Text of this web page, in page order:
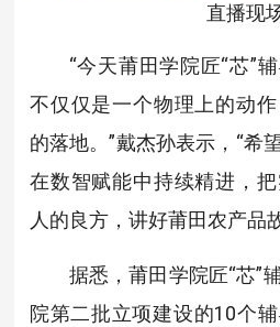
直播现
“今天莆田学院匠“芯”
不仅仅是一个物理上的动
的落地。”戴杰孙表示，“希
在数智赋能中持续精进，
人的良方，讲好莆田农产品
据悉，莆田学院匠“芯”
院第二批立项建设的10个